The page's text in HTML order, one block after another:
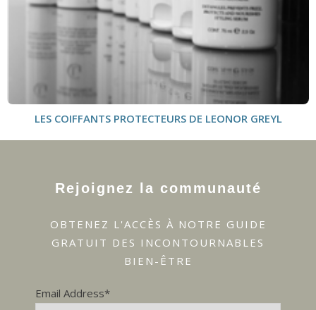
LES COIFFANTS PROTECTEURS DE LEONOR GREYL
Rejoignez la communauté
OBTENEZ L'ACCÈS À NOTRE GUIDE
GRATUIT DES INCONTOURNABLES
BIEN-ÊTRE
Email Address*